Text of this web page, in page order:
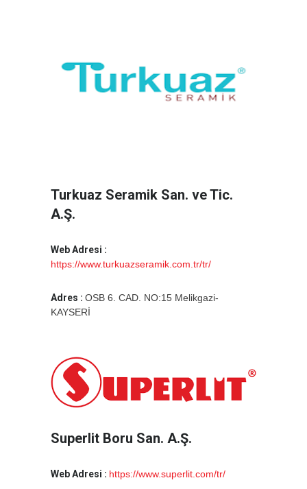
Turkuaz Seramik San. ve Tic.
A.Ş.
Web Adresi :
https://www.turkuazseramik.com.tr/tr/
Adres : OSB 6. CAD. NO:15 Melikgazi-
KAYSERİ
Superlit Boru San. A.Ş.
Web Adresi : https://www.superlit.com/tr/